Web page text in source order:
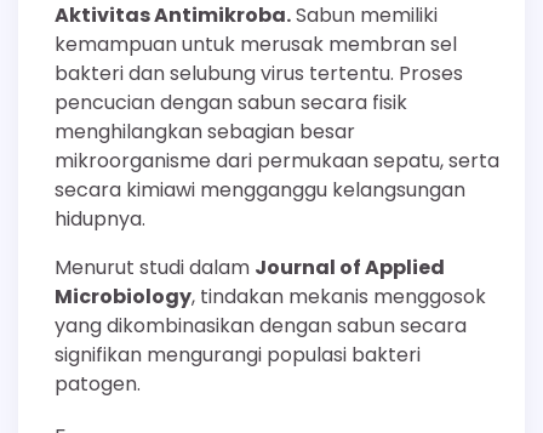
Aktivitas Antimikroba.Sabun memiliki
kemampuan untuk merusak membran sel
bakteri dan selubung virus tertentu. Proses
pencucian dengan sabun secara fisik
menghilangkan sebagian besar
mikroorganisme dari permukaan sepatu, serta
secara kimiawi mengganggu kelangsungan
hidupnya.
Menurut studi dalam Journal of Applied
Microbiology, tindakan mekanis menggosok
yang dikombinasikan dengan sabun secara
signifikan mengurangi populasi bakteri
patogen.